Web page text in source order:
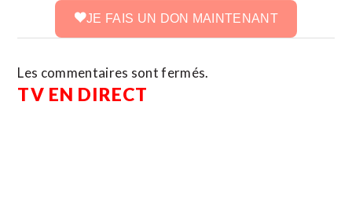
JE FAIS UN DON MAINTENANT
Les commentaires sont fermés.
TV EN DIRECT